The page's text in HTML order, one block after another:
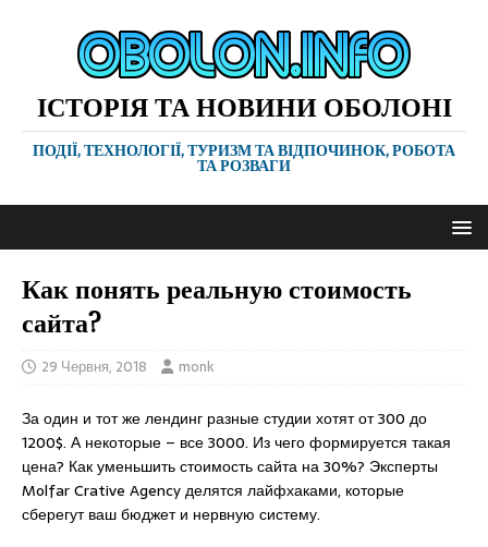
ІСТОРІЯ ТА НОВИНИ ОБОЛОНІ
ПОДІЇ, ТЕХНОЛОГІЇ, ТУРИЗМ ТА ВІДПОЧИНОК, РОБОТА
ТА РОЗВАГИ
Как понять реальную стоимость
сайта?
29 Червня, 2018 monk
За один и тот же лендинг разные студии хотят от 300 до
1200$. А некоторые – все 3000. Из чего формируется такая
цена? Как уменьшить стоимость сайта на 30%? Эксперты
Molfar Crative Agency делятся лайфхаками, которые
сберегут ваш бюджет и нервную систему.